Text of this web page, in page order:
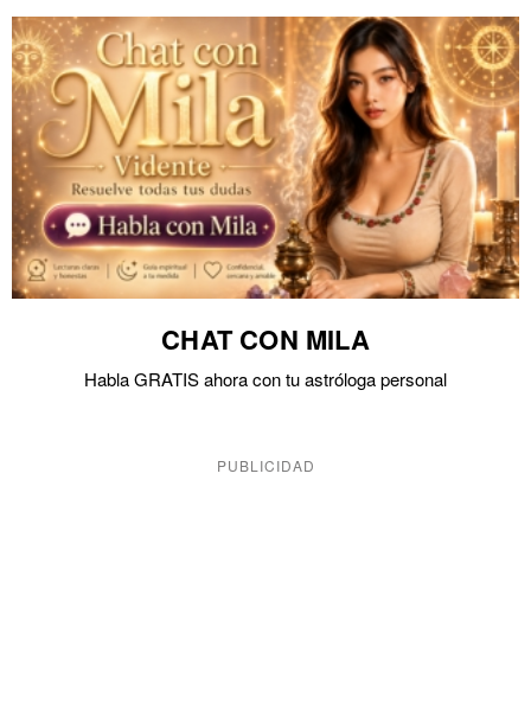
CHAT CON MILA
Habla GRATIS ahora con tu astróloga personal